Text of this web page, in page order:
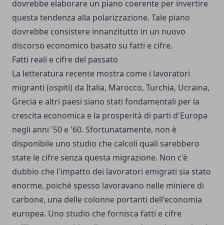
dovrebbe elaborare un piano coerente per invertire
questa tendenza alla polarizzazione. Tale piano
dovrebbe consistere innanzitutto in un nuovo
discorso economico basato su fatti e cifre.
Fatti reali e cifre del passato
La letteratura recente mostra come i lavoratori
migranti (ospiti) da Italia, Marocco, Turchia, Ucraina,
Grecia e altri paesi siano stati fondamentali per la
crescita economica e la prosperità di parti d'Europa
negli anni '50 e '60. Sfortunatamente, non è
disponibile uno studio che calcoli quali sarebbero
state le cifre senza questa migrazione. Non c'è
dubbio che l'impatto dei lavoratori emigrati sia stato
enorme, poiché spesso lavoravano nelle miniere di
carbone, una delle colonne portanti dell'economia
europea. Uno studio che fornisca fatti e cifre